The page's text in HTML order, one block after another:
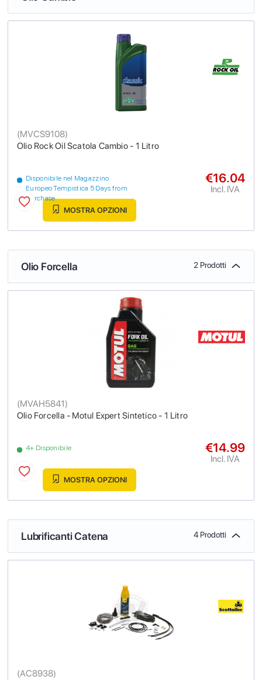
Olio Rock Oil Scatola Cambio - 1 Litro
(MVCS9108)
Disponibile nel Magazzino
Europeo Tempistica 5 Days from
purchase
€16.04
Incl. IVA
MOSTRA OPZIONI
Olio Forcella 2 Prodotti
Olio Forcella - Motul Expert Sintetico - 1 Litro
(MVAH5841)
4+ Disponibile €14.99
Incl. IVA
MOSTRA OPZIONI
Lubrificanti Catena 4 Prodotti
(AC8938)